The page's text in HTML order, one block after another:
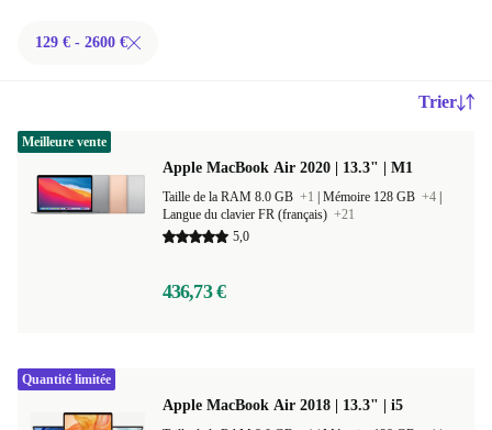
129 € - 2600 €
Trier
Apple MacBook Air 2020 | 13.3" | M1
Taille de la RAM 8.0 GB +1 Mémoire 128 GB +4
Langue du clavier FR (français) +21
5,0
436,73 €
Meilleure vente
Apple MacBook Air 2018 | 13.3" | i5
Quantité limitée